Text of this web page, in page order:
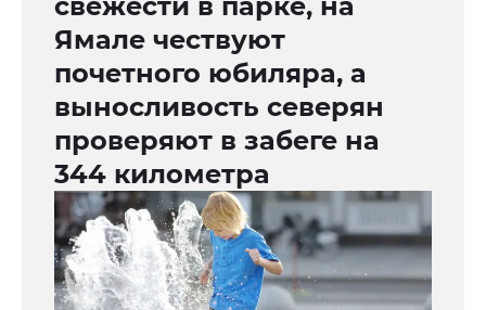
Ямале чествуют
почетного юбиляра, а
выносливость северян
проверяют в забеге на
344 километра